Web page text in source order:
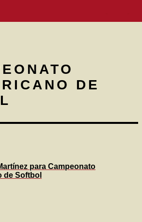
DE
para Campeonato
de Softbol